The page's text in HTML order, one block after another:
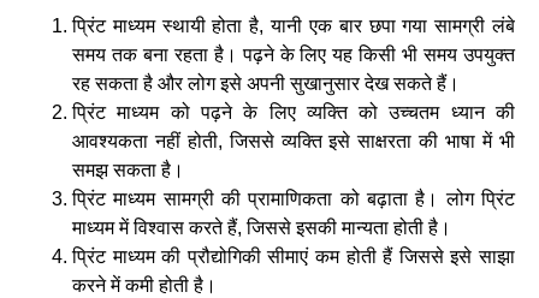
प्रिंट माध्यम स्थायी होता है, यानी एक बार छपा गया सामग्री लंबे
समय तक बना रहता है। पढ़ने के लिए यह किसी भी समय उपयुक्त
रह सकता है और लोग इसे अपनी सुखानुसार देख सकते हैं।
प्रिंट माध्यम को पढ़ने के लिए व्यक्ति को उच्चतम ध्यान की
आवश्यकता नहीं होती, जिससे व्यक्ति इसे साक्षरता की भाषा में भी
समझ सकता है।
प्रिंट माध्यम सामग्री की प्रामाणिकता को बढ़ाता है। लोग प्रिंट
माध्यम में विश्वास करते हैं, जिससे इसकी मान्यता होती है।
प्रिंट माध्यम की प्रौद्योगिकी सीमाएं कम होती हैं जिससे इसे साझा
करने में कमी होती है।